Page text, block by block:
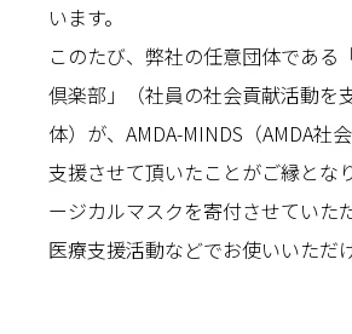
います。
このたび、弊社の任意団体である
倶楽部」（社員の社会貢献活動を
体）が、AMDA-MINDS（AMDA社
支援させて頂いたことがご縁とな
ージカルマスクを寄付させていた
医療支援活動などでお使いいただ